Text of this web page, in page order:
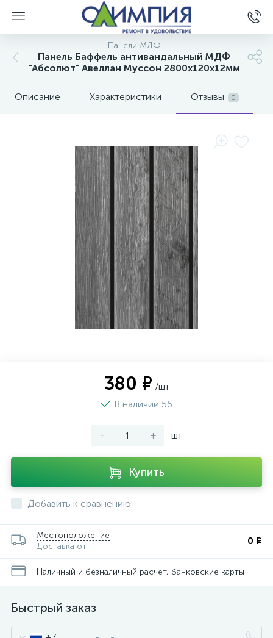
Панели МДФ
Панель Баффель антивандальный МДФ
"Абсолют" Авеллан Муссон 2800х120х12мм
Описание Характеристики Отзывы 0
380 ₽ /шт
В наличии 56
- + шт
Купить
Добавить к сравнению
Местоположение
Доставка от
0 ₽
Наличный и безналичный расчет, банковские карты
Быстрый заказ